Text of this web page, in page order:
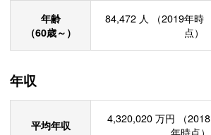
年齢
（60歳～）
84,472 人
（2019年時
点）
年収
平均年収 4,320,020 万円
（2018